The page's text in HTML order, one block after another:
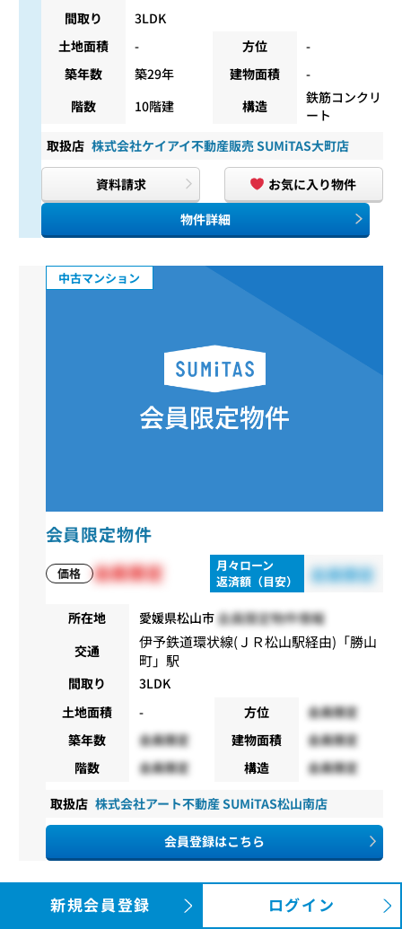
間取り
3LDK
土地面積
- 方位
-
築年数
築29年 建物面積
-
階数
10階建 構造
鉄筋コンクリ
ート
取扱店 株式会社ケイアイ不動産販売 SUMiTAS大町店
資料請求
お気に入り物件
物件詳細
中古マンション
会員限定物件
価格 会員限定
月々ローン
返済額（目安）
会員限定
所在地 愛媛県松山市会員限定物件情報
交通 伊予鉄道環状線(ＪＲ松山駅経由) 「勝山
町」駅
間取り
3LDK
土地面積
- 方位
会員限定
築年数
会員限定 建物面積
会員限定
階数
会員限定 構造 会員限定
取扱店 株式会社アート不動産 SUMiTAS松山南店
会員登録はこちら
中古マンション
新規会員登録 ログイン